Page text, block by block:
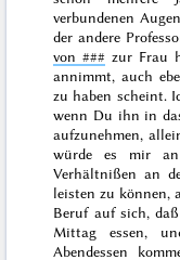
verbundenen
der andere
von### zur Frau
annimmt, auch
zu haben scheint.
wenn Du ihn in
aufzunehmen,
würde es mir
Verhältnißen an
leisten zu können,
Beruf auf sich,
Mittag essen,
Abendessen